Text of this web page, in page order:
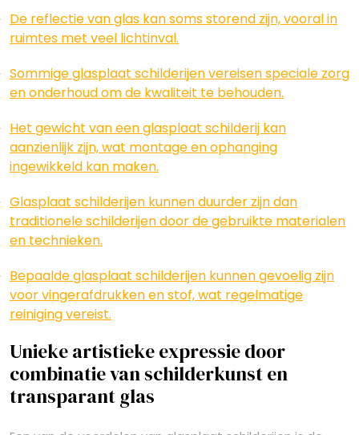
De reflectie van glas kan soms storend zijn, vooral in
ruimtes met veel lichtinval.
Sommige glasplaat schilderijen vereisen speciale zorg
en onderhoud om de kwaliteit te behouden.
Het gewicht van een glasplaat schilderij kan
aanzienlijk zijn, wat montage en ophanging
ingewikkeld kan maken.
Glasplaat schilderijen kunnen duurder zijn dan
traditionele schilderijen door de gebruikte materialen
en technieken.
Bepaalde glasplaat schilderijen kunnen gevoelig zijn
voor vingerafdrukken en stof, wat regelmatige
reiniging vereist.
Unieke artistieke expressie door
combinatie van schilderkunst en
transparant glas